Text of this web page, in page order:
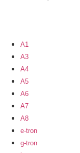
A1
A3
A4
A5
A6
A7
A8
e-tron
g-tron